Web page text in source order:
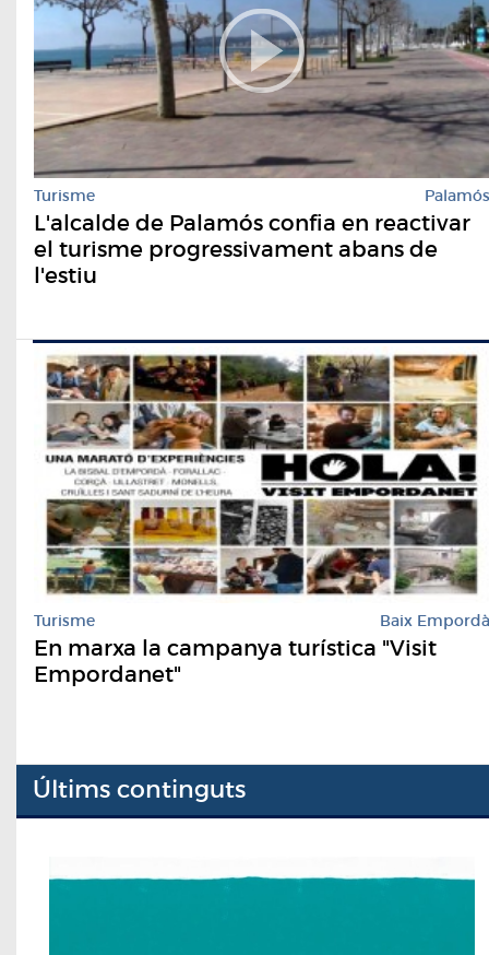
Turisme Palamós
L'alcalde de Palamós confia en reactivar
el turisme progressivament abans de
l'estiu
Turisme Baix Empordà
En marxa la campanya turística "Visit
Empordanet"
Últims continguts